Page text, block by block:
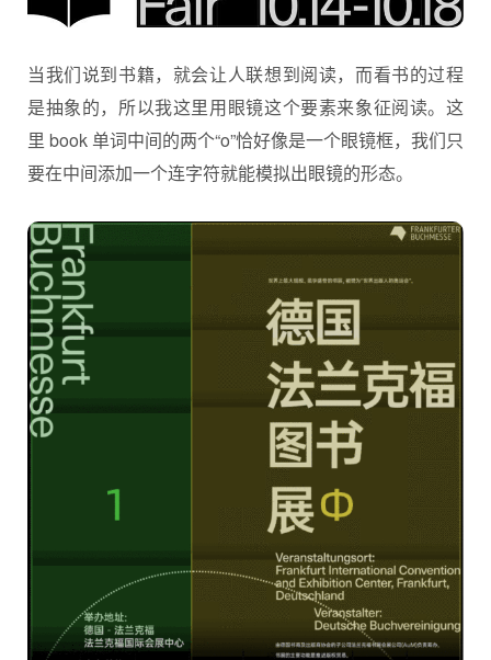
当我们说到书籍，就会让人联想到阅读，而看书的过程
是抽象的，所以我这里用眼镜这个要素来象征阅读。这
里 book 单词中间的两个“o”恰好像是一个眼镜框，我们只
要在中间添加一个连字符就能模拟出眼镜的形态。